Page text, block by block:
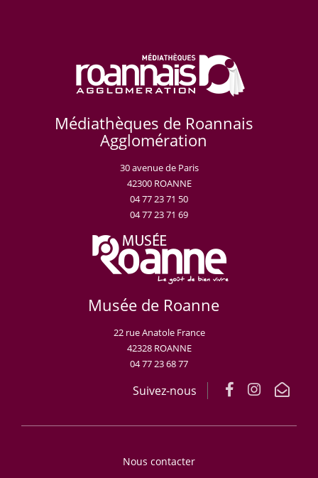
Médiathèques de Roannais
Agglomération
30 avenue de Paris
42300 ROANNE
04 77 23 71 50
04 77 23 71 69
Musée de Roanne
22 rue Anatole France
42328 ROANNE
04 77 23 68 77
Suivez-nous
Nous contacter